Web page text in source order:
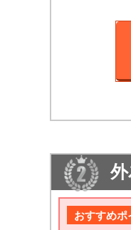
おすすめポ